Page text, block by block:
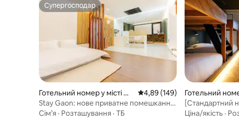
Супергосподар
Супергосподар
Готельний номер у місті Gy
eongju-si
Середня оцінка: 4,89 з 5,
4,89 (149)
Stay Gaon: нове приватне помешкання,
джакузі в приміщенні, гриль на даху,
Сім’я · Розташування · ТБ
Готельний
uoka
[Стандартний
терасою]
Ціна/якість ·